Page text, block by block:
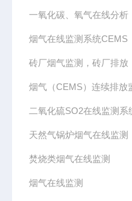
一氧化碳、氧气在线分析
烟气在线监测系统CEMS
烟气（CEMS）连续排放
二氧化硫SO2在线监测系
天然气锅炉烟气在线监测
焚烧类烟气在线监测
烟气在线监测